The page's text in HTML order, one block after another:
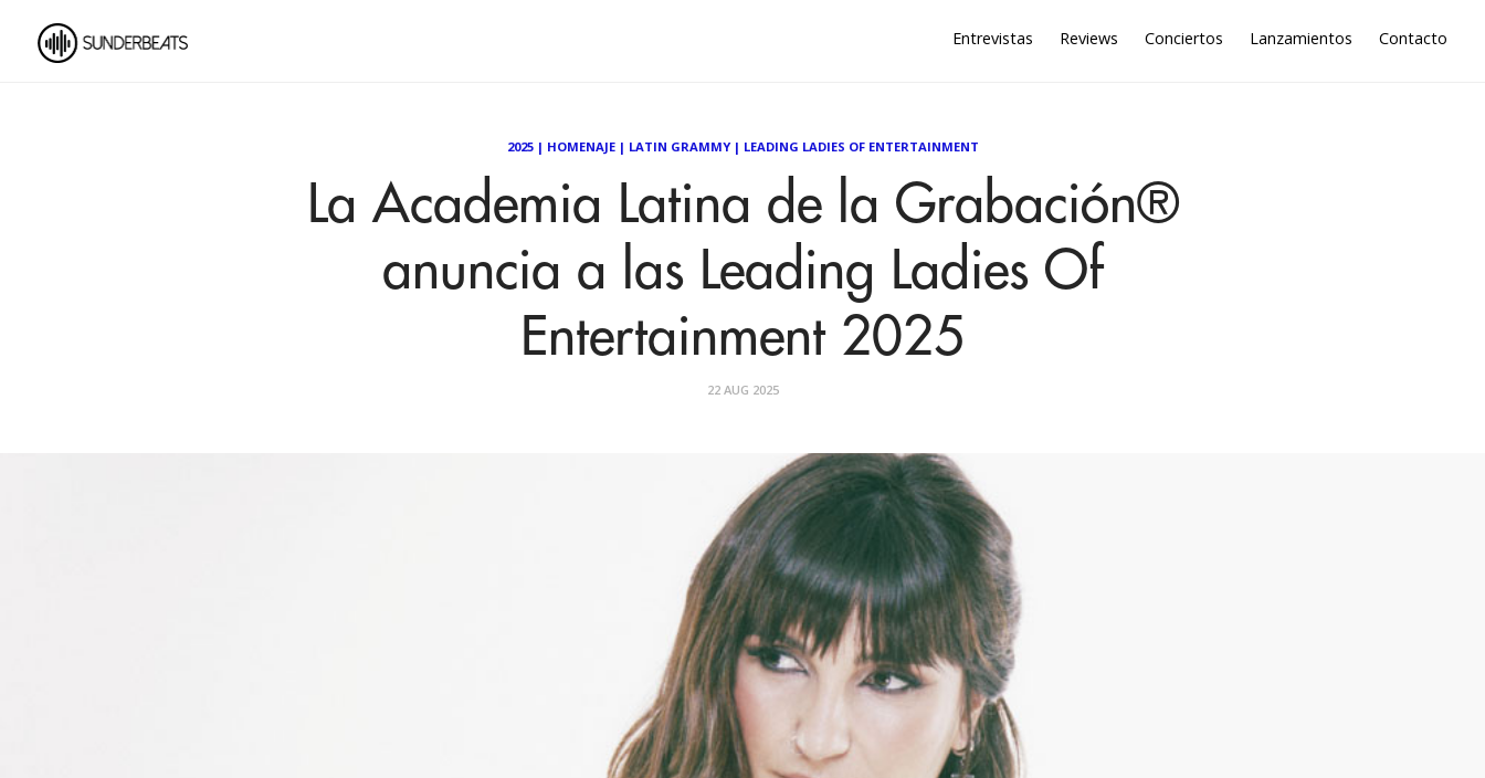
Entrevistas Reviews Conciertos Lanzamientos Contacto
2025| HOMENAJE| LATIN GRAMMY| LEADING LADIES OF ENTERTAINMENT
La Academia Latina de la Grabación®
anuncia a las Leading Ladies Of
Entertainment 2025
22 AUG 2025